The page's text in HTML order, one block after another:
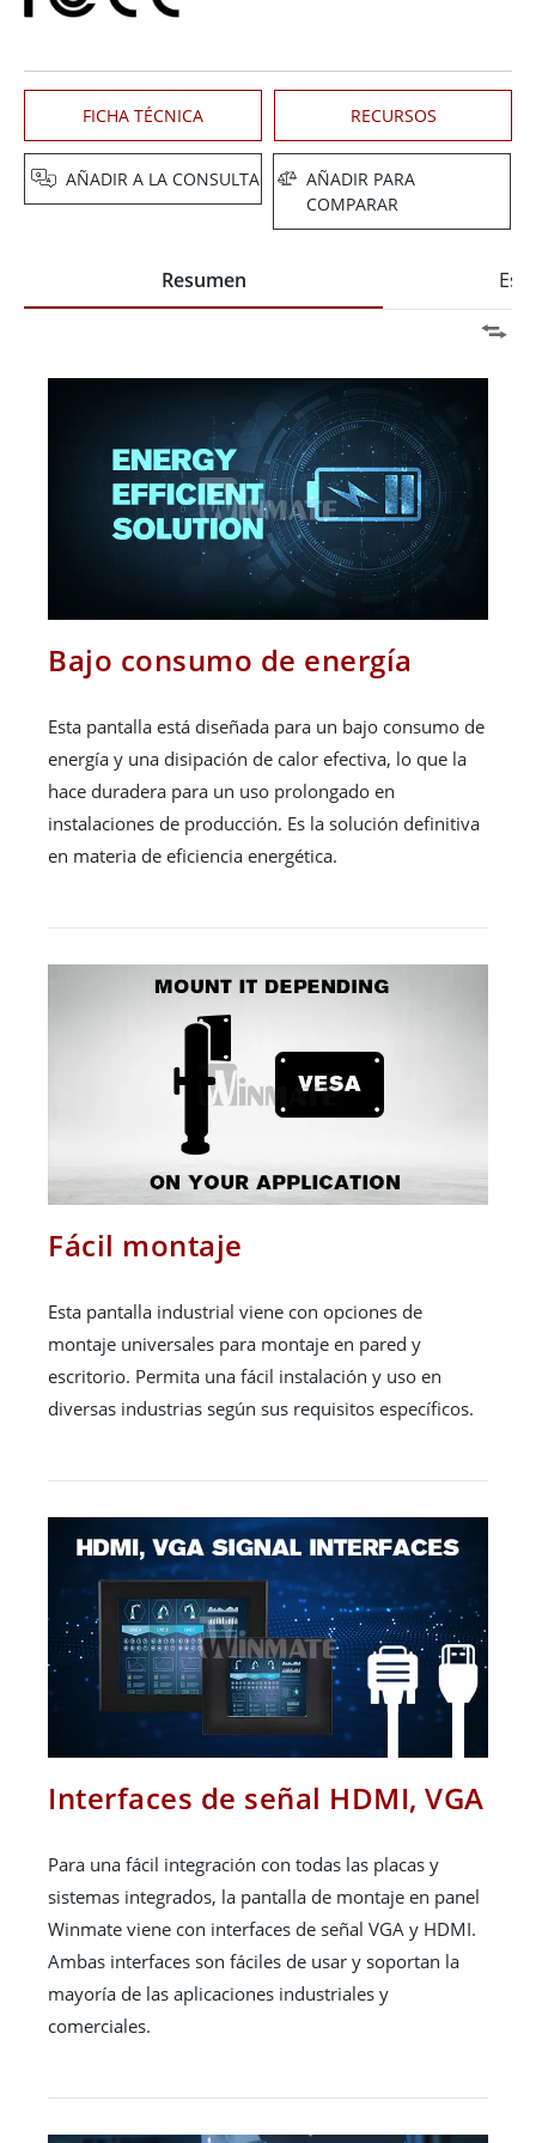
FICHA TÉCNICA RECURSOS
AÑADIR A LA CONSULTA
AÑADIR PARA
COMPARAR
Resumen
Bajo consumo de energía
Esta pantalla está diseñada para un bajo consumo de
energía y una disipación de calor efectiva, lo que la
hace duradera para un uso prolongado en
instalaciones de producción. Es la solución definitiva
en materia de eficiencia energética.
Fácil montaje
Esta pantalla industrial viene con opciones de
montaje universales para montaje en pared y
escritorio. Permita una fácil instalación y uso en
diversas industrias según sus requisitos específicos.
Interfaces de señal HDMI, VGA
Para una fácil integración con todas las placas y
sistemas integrados, la pantalla de montaje en panel
Winmate viene con interfaces de señal VGA y HDMI.
Ambas interfaces son fáciles de usar y soportan la
mayoría de las aplicaciones industriales y
comerciales.